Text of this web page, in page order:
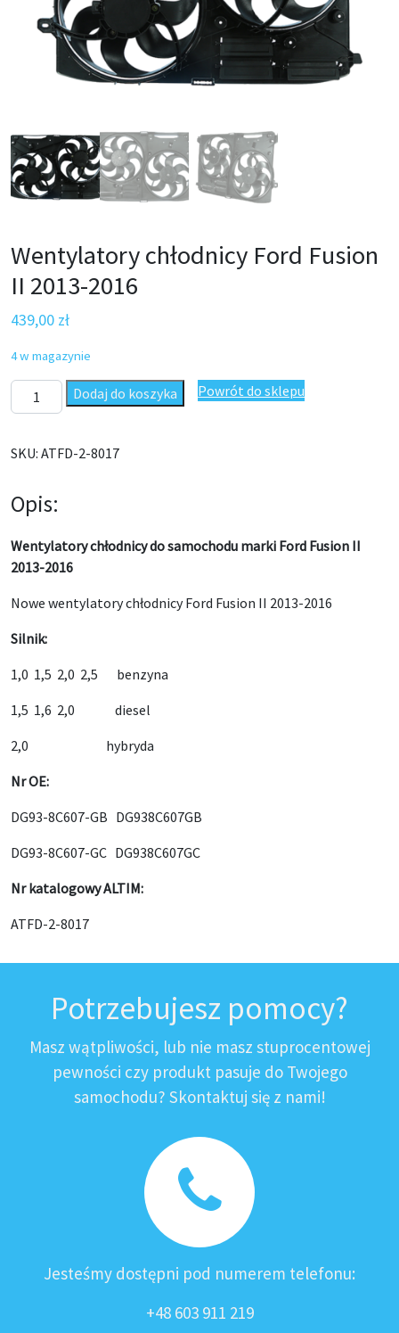
Wentylatory chłodnicy Ford Fusion
II 2013-2016
439,00 zł
4 w magazynie
ilość Wentylatory chłodnicy Ford Fusion II 2013-2016
Dodaj do koszyka Powrót do sklepu
SKU: ATFD-2-8017
Opis:
Wentylatory chłodnicy do samochodu marki Ford Fusion II
2013-2016
Nowe wentylatory chłodnicy Ford Fusion II 2013-2016
Silnik:
1,0 1,5 2,0 2,5 benzyna
1,5 1,6 2,0 diesel
2,0 hybryda
Nr OE:
DG93-8C607-GB DG938C607GB
DG93-8C607-GC DG938C607GC
Nr katalogowy ALTIM:
ATFD-2-8017
Potrzebujesz pomocy?
Masz wątpliwości, lub nie masz stuprocentowej
pewności czy produkt pasuje do Twojego
samochodu? Skontaktuj się z nami!
Jesteśmy dostępni pod numerem telefonu:
+48 603 911 219